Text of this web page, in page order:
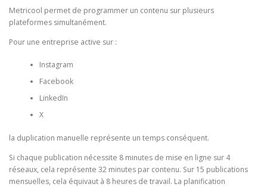
Metricool permet de programmer un contenu sur plusieurs
plateformes simultanément.
Pour une entreprise active sur :
Instagram
Facebook
LinkedIn
X
la duplication manuelle représente un temps conséquent.
Si chaque publication nécessite 8 minutes de mise en ligne sur 4
réseaux, cela représente 32 minutes par contenu. Sur 15 publications
mensuelles, cela équivaut à 8 heures de travail. La planification